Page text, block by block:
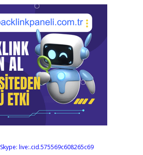
Skype: live:.cid.575569c608265c69